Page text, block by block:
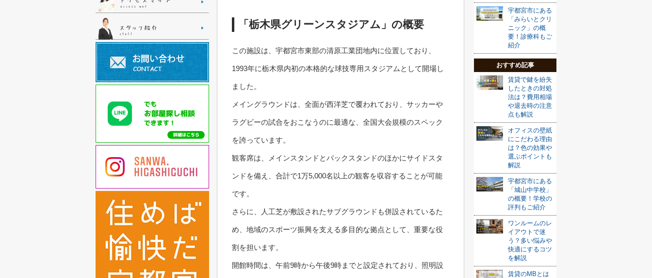
「栃木県グリーンスタジアム」の概要
この施設は、宇都宮市東部の清原工業団地内に位置しており、
1993年に栃木県内初の本格的な球技専用スタジアムとして開場し
ました。
メイングラウンドは、全面が西洋芝で覆われており、サッカーや
ラグビーの試合をおこなうのに最適な、全国大会規模のスペック
を誇っています。
観客席は、メインスタンドとバックスタンドのほかにサイドスタ
ンドを備え、合計で1万5,000名以上の観客を収容することが可能
です。
さらに、人工芝が敷設されたサブグラウンドも併設されているた
め、地域のスポーツ振興を支える多目的な拠点として、重要な役
割を担います。
開館時間は、午前9時から午後9時までと設定されており、照明設
宇都宮市にある
「みらいとクリ
ニック」の概
要！診療科もご
紹介
おすすめ記事
賃貸で鍵を紛失
したときの対処
法は？費用相場
や退去時の注意
点も解説
オフィスの壁紙
にこだわる理由
は？色の効果や
選ぶポイントも
解説
宇都宮市にある
「城山中学校」
の概要！学校の
評判もご紹介
ワンルームのレ
イアウトで迷
う？多い悩みや
快適にするコツ
を解説
賃貸のMBとは